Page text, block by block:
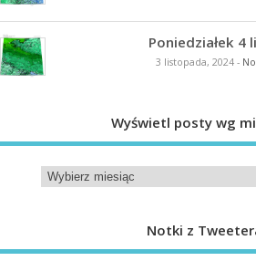
Poniedziałek 4
3 listopada, 2024-
Wyświetl posty wg
Notki z